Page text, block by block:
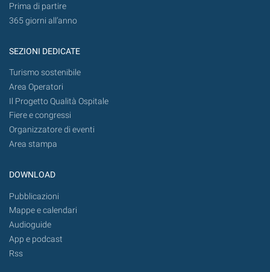
Prima di partire
365 giorni all’anno
SEZIONI DEDICATE
Turismo sostenibile
Area Operatori
Il Progetto Qualità Ospitale
Fiere e congressi
Organizzatore di eventi
Area stampa
DOWNLOAD
Pubblicazioni
Mappe e calendari
Audioguide
App e podcast
Rss